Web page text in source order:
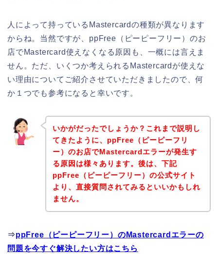
人によって持っているMastercardの種類が異なります
からね。当然ですが、ppFree（ピーピーフリー）のお
店でMastercard使えなくなる原因も、一概には言えま
せん。ただ、いくつか考えられるMastercardが使えな
い理由についてご紹介させていただきましたので、何
か１つでも参考になると幸いです。
いかがだったでしょうか？これまで説明し
てきたように、ppFree（ピーピーフリ
ー）のお店でMastercardエラーが発生す
る原因は様々あります。後は、下記
ppFree（ピーピーフリー）の公式サイト
より、直接質問されてみるといいかもしれ
ません。
⇒ppFree（ピーピーフリー）のMastercardエラーの
問題を今すぐ解決したい方はこちら